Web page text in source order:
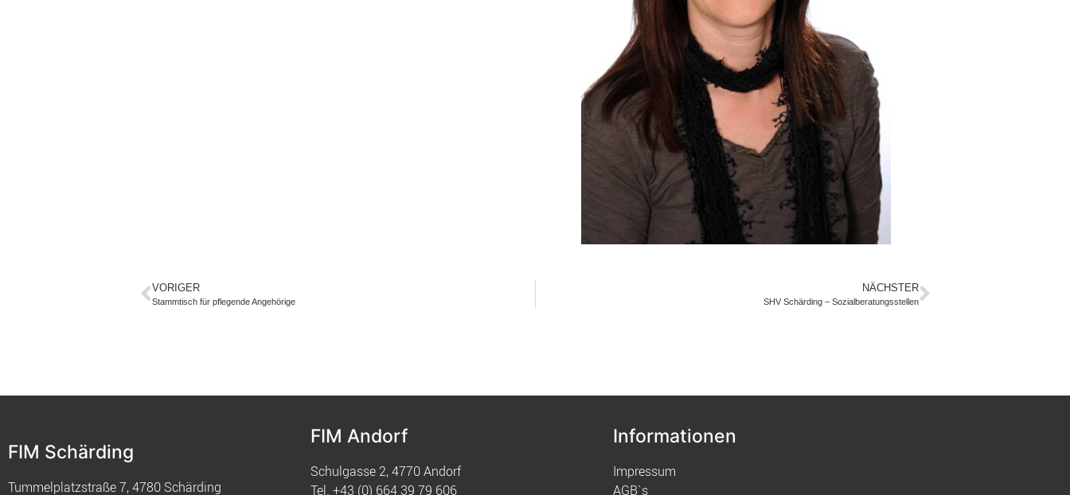
VORIGER
Stammtisch für pflegende Angehörige
NÄCHSTER
SHV Schärding – Sozialberatungsstellen
FIM Schärding
Tummelplatzstraße 7, 4780 Schärding
FIM Andorf
Schulgasse 2, 4770 Andorf
Tel. +43 (0) 664 39 79 606
Informationen
Impressum
AGB`s